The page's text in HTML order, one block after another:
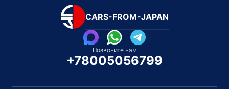
CARS-FROM-JAPAN
Позвоните нам
+78005056799